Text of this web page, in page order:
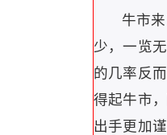
牛市
少，一览
的几率反
得起牛市
出手更加